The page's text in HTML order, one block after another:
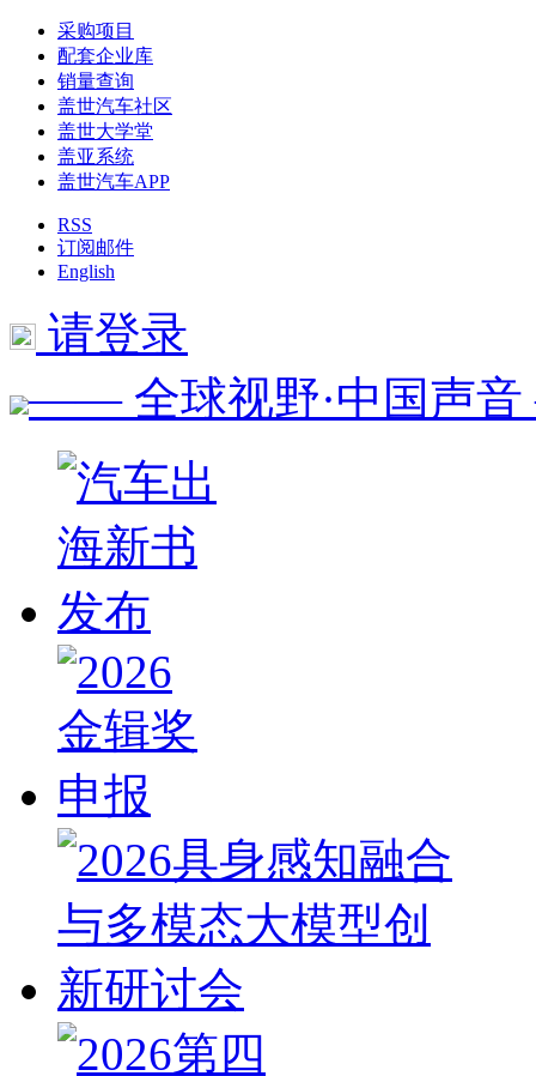
采购项目
配套企业库
销量查询
盖世汽车社区
盖世大学堂
盖亚系统
盖世汽车APP
RSS
订阅邮件
English
请登录
—— 全球视野·中国声